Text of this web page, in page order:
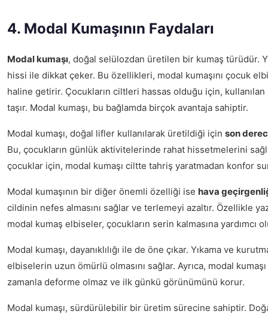
4. Modal Kumaşının Faydaları
Modal kumaşı, doğal selülozdan üretilen bir kumaş türüdür.
hissi ile dikkat çeker. Bu özellikleri, modal kumaşını çocuk
haline getirir. Çocukların ciltleri hassas olduğu için,
taşır. Modal kumaşı, bu bağlamda birçok avantaja sahiptir.
Modal kumaşı, doğal lifler kullanılarak üretildiği için son
Bu, çocukların günlük aktivitelerinde rahat hissetmelerini
çocuklar için, modal kumaşı ciltte tahriş yaratmadan konfor
Modal kumaşının bir diğer önemli özelliği ise hava
cildinin nefes almasını sağlar ve terlemeyi azaltır. Özellikle
modal kumaş elbiseler, çocukların serin kalmasına yardımcı
Modal kumaşı, dayanıklılığı ile de öne çıkar. Yıkama ve
elbiselerin uzun ömürlü olmasını sağlar. Ayrıca, modal kumaşı
zamanla deforme olmaz ve ilk günkü görünümünü korur.
Modal kumaşı, sürdürülebilir bir üretim sürecine sahiptir.